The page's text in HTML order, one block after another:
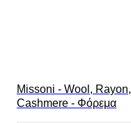
Missoni - Wool, Rayon,
Cashmere - Φόρεμα